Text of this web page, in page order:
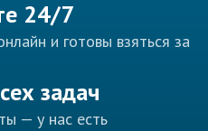
24/7
и готовы взяться за
задач
— у нас есть